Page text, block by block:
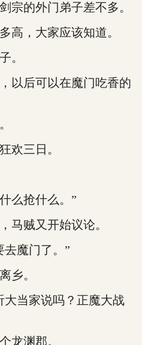
的外门弟子差不多。
，大家应该知道。
。
后可以在魔门吃香的
三日。
抢什么。”
贼又开始议论。
魔门了。”
乡。
当家说吗？正魔大战
渊郡。